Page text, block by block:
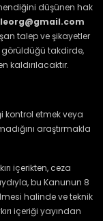
düşünen hak
talep ve şikayetler
görüldüğü takdirde,
kaldırılacaktır.
kontrol etmek veya
araştırmakla
içerikten, ceza
bu Kanunun 8
halinde ve teknik
içeriği yayından